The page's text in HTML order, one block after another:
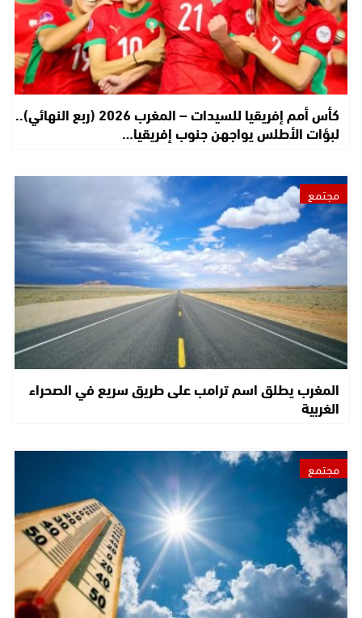
كأس أمم إفريقيا للسيدات – المغرب 2026 (ربع النهائي)..
لبؤات الأطلس يواجهن جنوب إفريقيا…
مجتمع
المغرب يطلق اسم ترامب على طريق سريع في الصحراء
الغربية
مجتمع